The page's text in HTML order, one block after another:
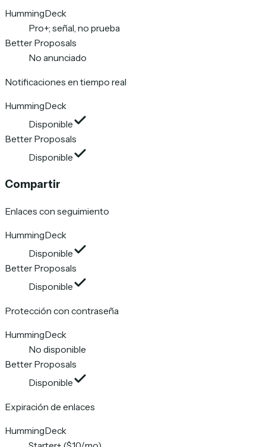
HummingDeck
Pro+; señal, no prueba
Better Proposals
No anunciado
Notificaciones en tiempo real
HummingDeck
Disponible
Better Proposals
Disponible
Compartir
Enlaces con seguimiento
HummingDeck
Disponible
Better Proposals
Disponible
Protección con contraseña
HummingDeck
No disponible
Better Proposals
Disponible
Expiración de enlaces
HummingDeck